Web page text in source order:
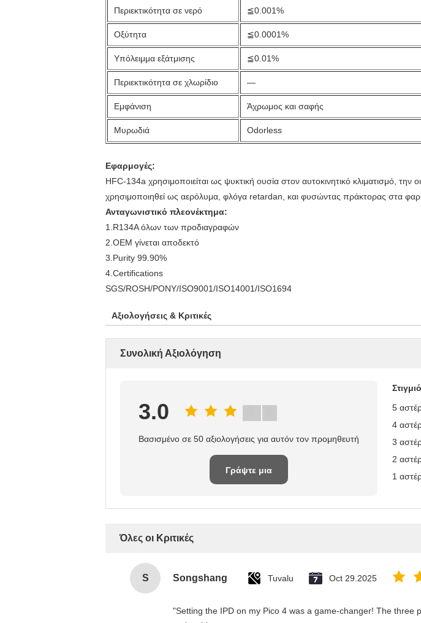
Περιεκτικότητα σε νερό ≦0.001%
Οξύτητα ≦0.0001%
Υπόλειμμα εξάτμισης ≦0.01%
Περιεκτικότητα σε χλωρίδιο —
Εμφάνιση Άχρωμος και σαφής
Μυρωδιά Odorless
Εφαρμογές:
HFC-134a χρησιμοποιείται ως ψυκτική ουσία στον αυτοκινητικό κλιματισμό,
χρησιμοποιηθεί ως αερόλυμα, φλόγα retardan, και φυσώντας πράκτορας στα
Ανταγωνιστικό πλεονέκτημα:
1.R134A όλων των προδιαγραφών
2.OEM γίνεται αποδεκτό
3.Purity 99.90%
4.Certifications
SGS/ROSH/PONY/ISO9001/ISO14001/ISO1694
Αξιολογήσεις & Κριτικές
Συνολική Αξιολόγηση
3.0
Βασισμένο σε 50 αξιολογήσεις για αυτόν τον προμηθευτή
Γράψτε μια
5
4
3
2
1
Όλες οι Κριτικές
S Songshang Tuvalu Oct 29.2025
"Setting the IPD on my Pico 4 was a game-changer! The